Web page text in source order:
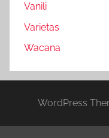
Vanili
Varietas
Wacana
WordPress